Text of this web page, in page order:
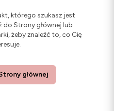
którego szukasz jest
do Strony głównej lub
żeby znaleźć to, co Cię
głównej